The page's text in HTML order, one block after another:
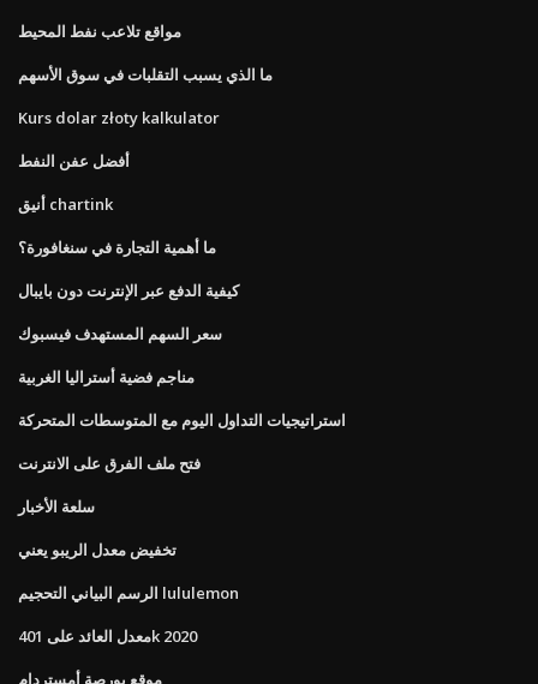
مواقع تلاعب نفط المحيط
ما الذي يسبب التقلبات في سوق الأسهم
Kurs dolar złoty kalkulator
أفضل عفن النفط
أنيق chartink
ما أهمية التجارة في سنغافورة؟
كيفية الدفع عبر الإنترنت دون بايبال
سعر السهم المستهدف فيسبوك
مناجم فضية أستراليا الغربية
استراتيجيات التداول اليوم مع المتوسطات المتحركة
فتح ملف الفرق على الانترنت
سلعة الأخبار
تخفيض معدل الريبو يعني
الرسم البياني التحجيم lululemon
معدل العائد على 401k 2020
موقع بورصة أمستردام